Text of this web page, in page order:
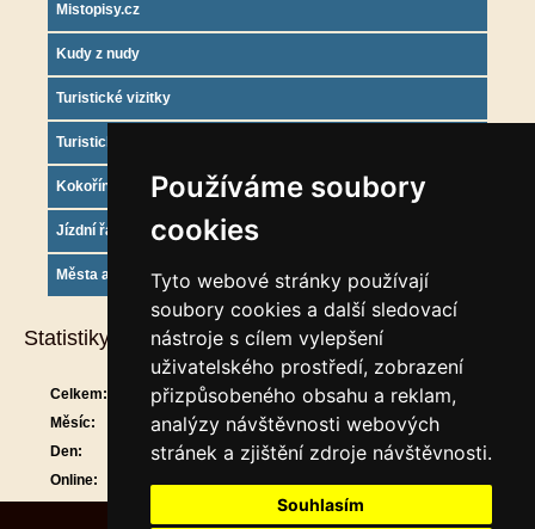
Používáme soubory
cookies
Tyto webové stránky používají
soubory cookies a další sledovací
nástroje s cílem vylepšení
uživatelského prostředí, zobrazení
přizpůsobeného obsahu a reklam,
analýzy návštěvnosti webových
stránek a zjištění zdroje návštěvnosti.
Souhlasím
Mistopisy.cz
Kudy z nudy
Turistické vizitky
Turistický deník
Kokořínsko info
Jízdní řády
Města a obce
Statistiky
Online:
Celkem:
911860
Měsíc:
30123
Den: